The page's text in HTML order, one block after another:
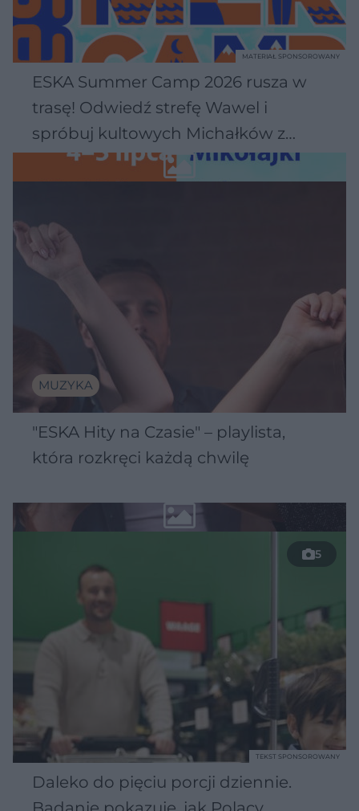
ESKA Summer Camp 2026 rusza w
trasę! Odwiedź strefę Wawel i
spróbuj kultowych Michałków z
Wawelu
MATERIAŁ SPONSOROWANY
MUZYKA
"ESKA Hity na Czasie" – playlista,
która rozkręci każdą chwilę
5
Daleko do pięciu porcji dziennie.
TEKST SPONSOROWANY